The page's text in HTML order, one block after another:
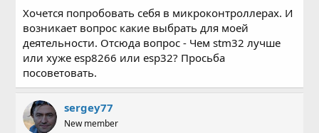
а
Хочется попробовать себя в микроконтроллерах. И
возникает вопрос какие выбрать для моей
деятельности. Отсюда вопрос - Чем stm32 лучше
или хуже esp8266 или esp32? Просьба
посоветовать.
sergey77
New member